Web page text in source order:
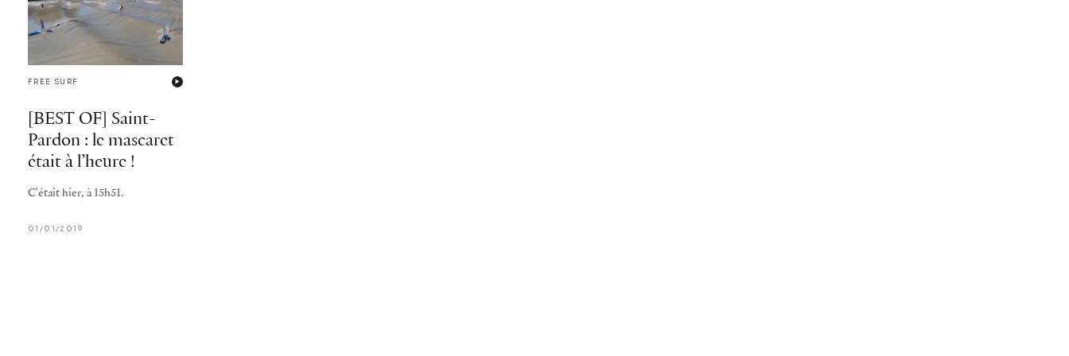
FREE SURF
[BEST OF] Saint-
Pardon : le mascaret
était à l’heure !
C'était hier, à 15h51.
01/01/2019